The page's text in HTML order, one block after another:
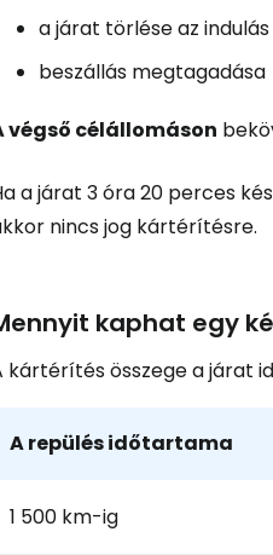
a járat törlése az
beszállás megtagadása
végső célállomáson
a járat 3 óra 20 perces
nincs jog kártérítésre.
kaphat egy
kártérítés összege a járat
A repülés időtartama
1 500 km-ig